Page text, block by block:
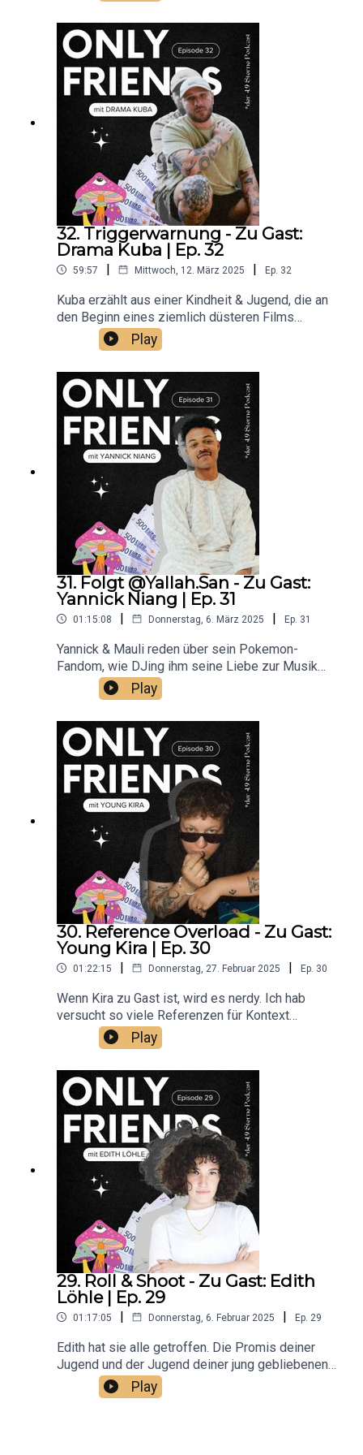
https://www.instagram.com/mauliuniversal/Hört
"Cinepop" auf allen PlattformenUnd bewertet den
Podcast mit 4,9 Sternen <3
32. Triggerwarnung - Zu Gast:
Drama Kuba | Ep. 32
59:57 | Mittwoch, 12. März 2025 | Ep. 32
Kuba erzählt aus einer Kindheit & Jugend, die an
den Beginn eines ziemlich düsteren Films
erinnert.Seine bisherigen Interviews kann man
vermutlich an einer Hand abzählen - seine derart
Drama Kuba:
https://www.instagram.com/drama_kubaFolgt
Mauli:
https://www.instagram.com/mauliuniversal/Hört
"Cinepop" auf allen PlattformenUnd bewertet den
Podcast mit 4,9 Sternen <3
Play
31. Folgt @Yallah.San - Zu Gast:
Yannick Niang | Ep. 31
01:15:08 | Donnerstag, 6. März 2025 | Ep. 31
Yannick & Mauli reden über sein Pokemon-
Fandom, wie DJing ihm seine Liebe zur Musik
zurückgab & die goldenen Tage der Andorra Tour
2019.Folgt Yannick Niang:
https://www.instagram.com/mauliuniversal/Hört
"Cinepop" auf allen PlattformenUnd bewertet den
Podcast mit 4,9 Sternen <3
Play
30. Reference Overload - Zu Gast:
Young Kira | Ep. 30
01:22:15 | Donnerstag, 27. Februar 2025 | Ep. 30
Wenn Kira zu Gast ist, wird es nerdy. Ich hab
versucht so viele Referenzen für Kontext
einzublenden.Wenn ihr dieser Folge inhaltlich
folgen könnt, spart euch das allerdings die ADHS-
Diagnose.Folgt Young Kira:
https://www.instagram.com/youngkirawestghost
s/Folgt Mauli:
https://www.instagram.com/mauliuniversal/Hört
"Cinepop" auf allen PlattformenUnd bewertet den
Podcast mit 4,9 Sternen <3
Play
29. Roll & Shoot - Zu Gast: Edith
Löhle | Ep. 29
01:17:05 | Donnerstag, 6. Februar 2025 | Ep. 29
Edith hat sie alle getroffen. Die Promis deiner
Jugend und der Jugend deiner jung gebliebenen
Tante.Irgendwann war ihr das aber nichts mehr
und sie wollte ihr Karmakonto ins Plus bringen.
Play